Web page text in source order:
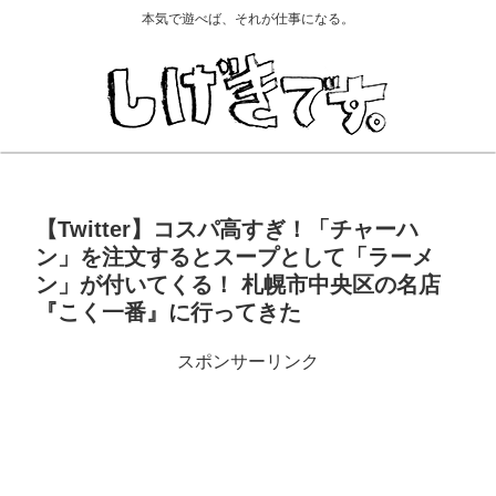
本気で遊べば、それが仕事になる。
【Twitter】コスパ高すぎ！「チャーハ
ン」を注文するとスープとして「ラーメ
ン」が付いてくる！ 札幌市中央区の名店
『こく一番』に行ってきた
スポンサーリンク